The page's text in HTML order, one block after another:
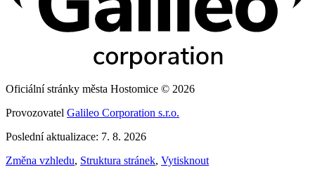
Oficiální stránky města Hostomice © 2026
Provozovatel Galileo Corporation s.r.o.
Poslední aktualizace: 7. 8. 2026
Změna vzhledu, Struktura stránek, Vytisknout